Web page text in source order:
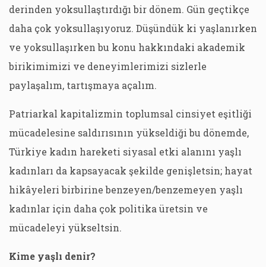
derinden yoksullaştırdığı bir dönem. Gün geçtikçe
daha çok yoksullaşıyoruz. Düşündük ki yaşlanırken
ve yoksullaşırken bu konu hakkındaki akademik
birikimimizi ve deneyimlerimizi sizlerle
paylaşalım, tartışmaya açalım.
Patriarkal kapitalizmin toplumsal cinsiyet eşitliği
mücadelesine saldırısının yükseldiği bu dönemde,
Türkiye kadın hareketi siyasal etki alanını yaşlı
kadınları da kapsayacak şekilde genişletsin; hayat
hikâyeleri birbirine benzeyen/benzemeyen yaşlı
kadınlar için daha çok politika üretsin ve
mücadeleyi yükseltsin.
Kime yaşlı denir?